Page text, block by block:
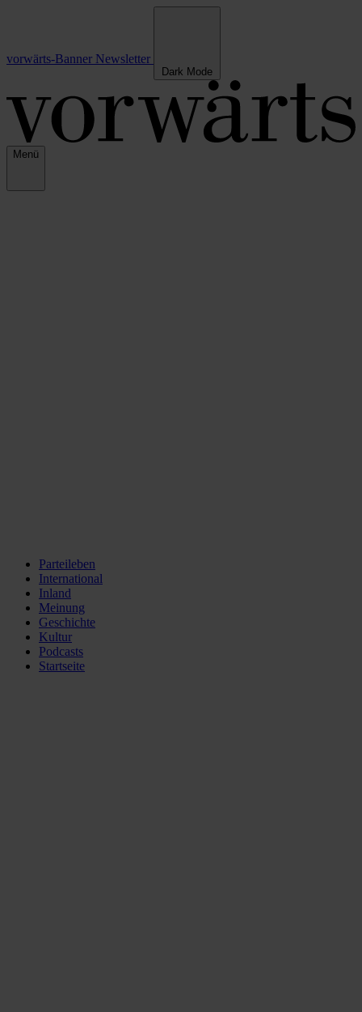
vorwärts-Banner Newsletter
Dark Mode
Menü
Parteileben
International
Inland
Meinung
Geschichte
Kultur
Podcasts
Startseite